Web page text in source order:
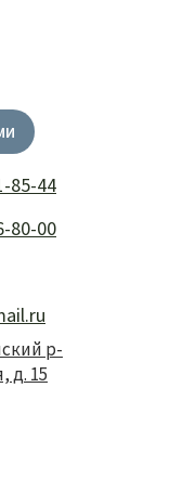
85-44
80-00
р-
д. 15